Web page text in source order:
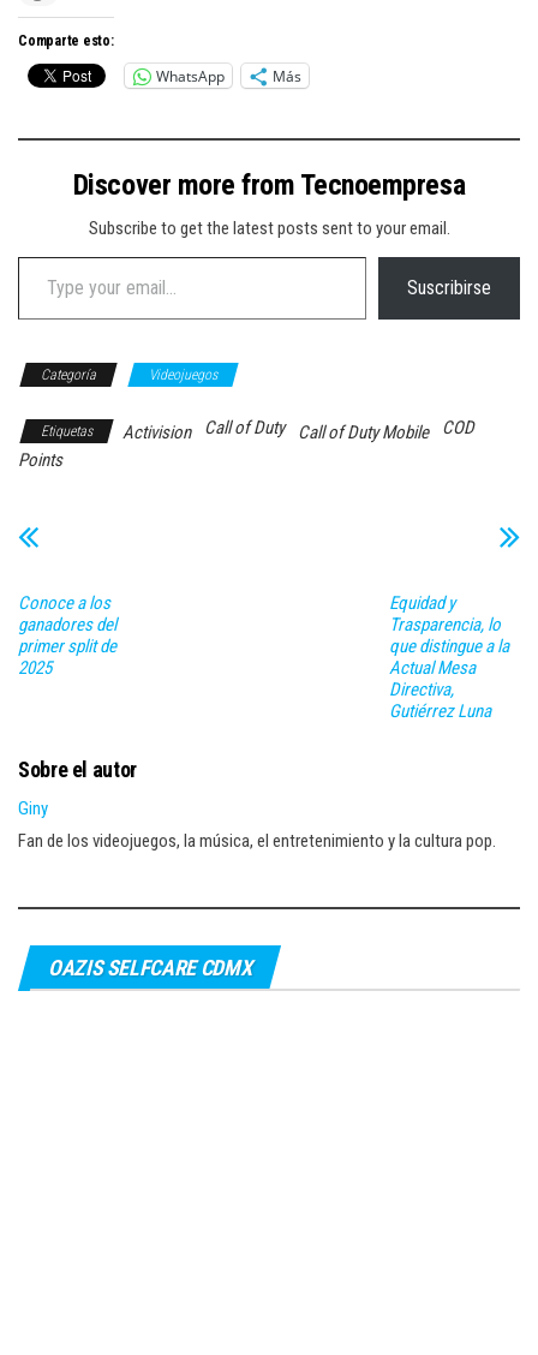
Comparte esto:
WhatsApp Más
Discover more from Tecnoempresa
Subscribe to get the latest posts sent to your email.
Type your email…
Suscribirse
Categoría Videojuegos
Etiquetas Activision Call of Duty Call of Duty Mobile
COD
Points
Conoce a los
ganadores del
primer split de
2025
Equidad y
Trasparencia, lo
que distingue a la
Actual Mesa
Directiva,
Gutiérrez Luna
Sobre el autor
Giny
Fan de los videojuegos, la música, el entretenimiento y la cultura pop.
OAZIS SELFCARE CDMX